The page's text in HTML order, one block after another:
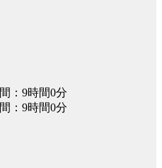
：9時間0分
：9時間0分